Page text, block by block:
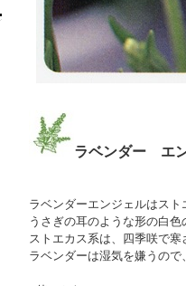
ラベンダー エン
ラベンダーエンジェルはスト
うさぎの耳のような形の白色
ストエカス系は、四季咲で寒
ラベンダーは湿気を嫌うので